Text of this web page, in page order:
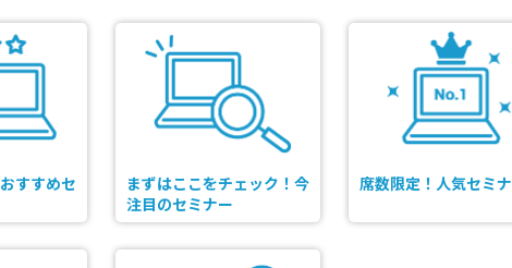
すすめセ
まずはここをチェック！今
注目のセミナー
席数限定！人気セミ